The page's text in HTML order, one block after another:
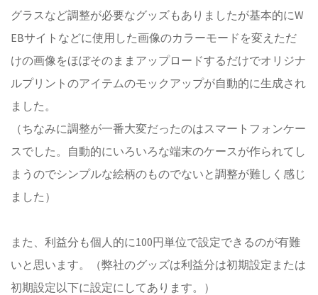
グラスなど調整が必要なグッズもありましたが基本的にW
EBサイトなどに使用した画像のカラーモードを変えただ
けの画像をほぼそのままアップロードするだけでオリジナ
ルプリントのアイテムのモックアップが自動的に生成され
ました。
（ちなみに調整が一番大変だったのはスマートフォンケー
スでした。自動的にいろいろな端末のケースが作られてし
まうのでシンプルな絵柄のものでないと調整が難しく感じ
ました）
また、利益分も個人的に100円単位で設定できるのが有難
いと思います。（弊社のグッズは利益分は初期設定または
初期設定以下に設定にしてあります。）